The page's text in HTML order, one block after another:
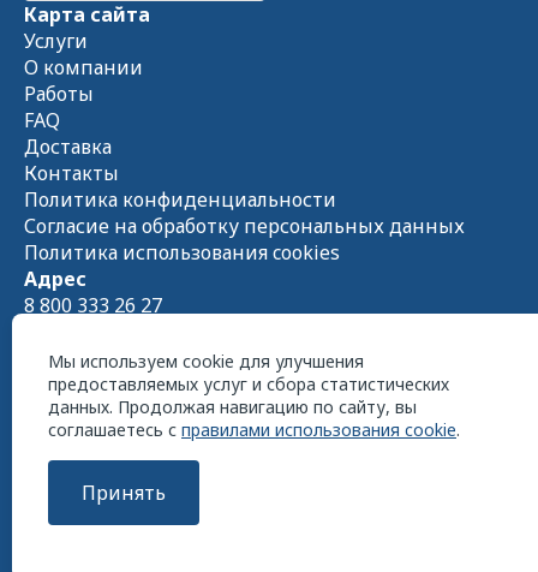
Карта сайта
Услуги
О компании
Работы
FAQ
Доставка
Контакты
Политика конфиденциальности
Согласие на обработку персональных данных
Политика использования cookies
Адрес
8 800 333 26 27
Пн - Чт 08:00 — 17:00 Пт 08:00 — 16:00
ООО «СтройСнабКомплект» 2026 г. Все права
защищены
Мы используем cookie для улучшения
предоставляемых услуг и сбора статистических
данных. Продолжая навигацию по сайту, вы
соглашаетесь с правилами использования cookie.
Принять